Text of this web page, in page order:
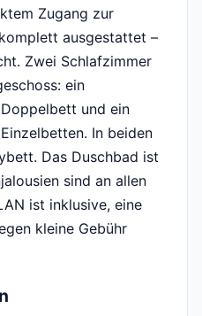
Zugang zur
ausgestattet –
Zwei Schlafzimmer
ein
und ein
In beiden
Das Duschbad ist
sind an allen
ist inklusive, eine
kleine Gebühr